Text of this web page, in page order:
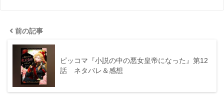
前の記事
ピッコマ『小説の中の悪女皇帝になった』第12
話 ネタバレ＆感想